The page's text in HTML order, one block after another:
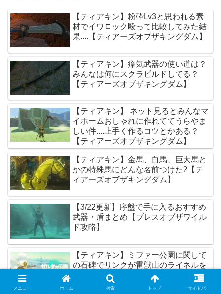
【ティアキン】粉砕Lv3と思われる素
材でイワロック殴って比較してみた結
果....【ティアーズオブザキングダム】
【ティアキン】瘴気武器の使い道は？
みんなは何にスクラビルドしてる？
【ティアーズオブザキングダム】
【ティアキン】 ネット見るとみんなマ
イホームおしゃれに作れててうらやま
しい件....上手く作るコツとかある？
【ティアーズオブザキングダム】
【ティアキン】金馬、白馬、巨大馬と
かの特殊馬にどんな名前つけた?【テ
ィアーズオブザキングダム】
【3/22更新】序盤で手に入るおすすめ
武器・盾まとめ【ブレスオブザワイル
ド攻略】
【ティアキン】ミファー公園に関して
の石碑でリンクが雷獣山のライネルを
討伐したと記載があるけどこれってい
つの話?【ティアーズオブザキングダ
メニュー ホーム 検索 トップ サイドバー